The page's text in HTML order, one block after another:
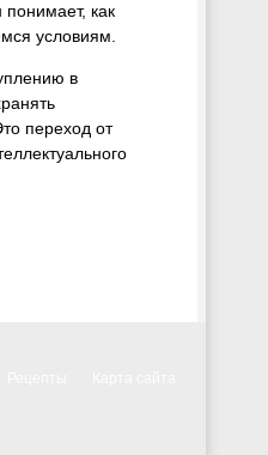
как
условиям.
в
переход от